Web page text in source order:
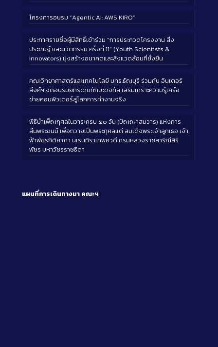
โครงการอบรม “Agentic AI: AWS KIRO”
ประกาศรายชื่อผู้มีสิทธิ์เข้าร่วม “การประกวดโครงงาน สิ่ง
ประดิษฐ์ และนวัตกรรม ครั้งที่ 11” (Youth Scientists &
Innovators) มุ่งสร้างอนาคตและสิ่งแวดล้อมที่ยั่งยืน
คณะวิทยาศาสตร์และเทคโนโลยี มทร.ธัญบุรี ร่วมกับ อินเตอร์
ลิ้งค์ฯ จัดอบรมยกระดับทักษะดิจิทัล เสริมเกราะความรู้เครือ
ข่ายคอมพิวเตอร์สู่โลกการทำงานจริง
พิธีบำเพ็ญกุศลในวาระครบ ๕๐ วัน (ปัญญาสมวาร) แห่งการ
สิ้นพระชนม์ เพื่อถวายเป็นพระกุศลแด่ สมเด็จพระเจ้าลูกเธอ เจ้า
ฟ้าพัชรกิติยาภา นเรนทิราเทพยวดี กรมหลวงราชสาริณีสิริ
พัชร มหาวัชรราชธิดา
แผนที่การเดินทางมา คณะฯ